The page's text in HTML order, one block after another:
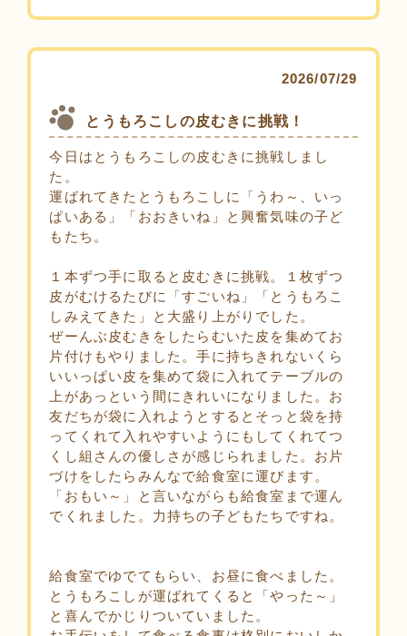
2026/07/29
とうもろこしの皮むきに挑戦！
今日はとうもろこしの皮むきに挑戦しまし
た。
運ばれてきたとうもろこしに「うわ～、いっ
ぱいある」「おおきいね」と興奮気味の子ど
もたち。
１本ずつ手に取ると皮むきに挑戦。１枚ずつ
皮がむけるたびに「すごいね」「とうもろこ
しみえてきた」と大盛り上がりでした。
ぜーんぶ皮むきをしたらむいた皮を集めてお
片付けもやりました。手に持ちきれないくら
いいっぱい皮を集めて袋に入れてテーブルの
上があっという間にきれいになりました。お
友だちが袋に入れようとするとそっと袋を持
ってくれて入れやすいようにもしてくれてつ
くし組さんの優しさが感じられました。お片
づけをしたらみんなで給食室に運びます。
「おもい～」と言いながらも給食室まで運ん
でくれました。力持ちの子どもたちですね。
給食室でゆでてもらい、お昼に食べました。
とうもろこしが運ばれてくると「やった～」
と喜んでかじりついていました。